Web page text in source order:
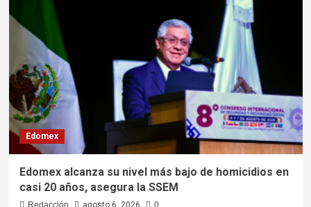
Edomex
Edomex alcanza su nivel más bajo de homicidios en
casi 20 años, asegura la SSEM
Redacción agosto 6, 2026 0